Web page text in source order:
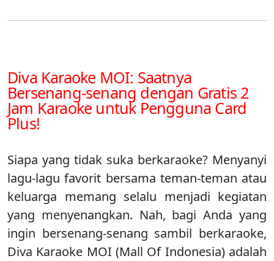
Diva Karaoke MOI: Saatnya
Bersenang-senang dengan Gratis 2
Jam Karaoke untuk Pengguna Card
Plus!
Siapa yang tidak suka berkaraoke? Menyanyi
lagu-lagu favorit bersama teman-teman atau
keluarga memang selalu menjadi kegiatan
yang menyenangkan. Nah, bagi Anda yang
ingin bersenang-senang sambil berkaraoke,
Diva Karaoke MOI (Mall Of Indonesia) adalah